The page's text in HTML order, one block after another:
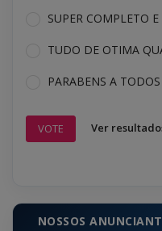
SUPER COMPLETO
TUDO DE OTIMA
PARABENS A TODOS
VOTE Ver
NOSSOS